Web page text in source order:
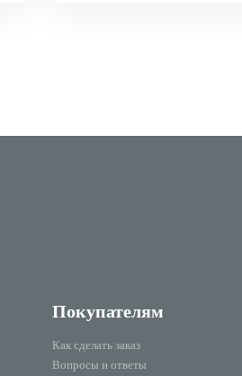
Покупателям
Как сделать заказ
Вопросы и ответы